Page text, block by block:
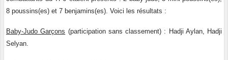
8 poussins(es) et 7 benjamins(es). Voici les résultats :
Baby-Judo Garçons (participation sans classement) : Hadji Aylan, Hadji
Selyan.